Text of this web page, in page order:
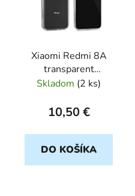
Xiaomi Redmi 8A
transparent
ULTRASLIM
Skladom (2 ks)
10,50 €
DO KOŠÍKA